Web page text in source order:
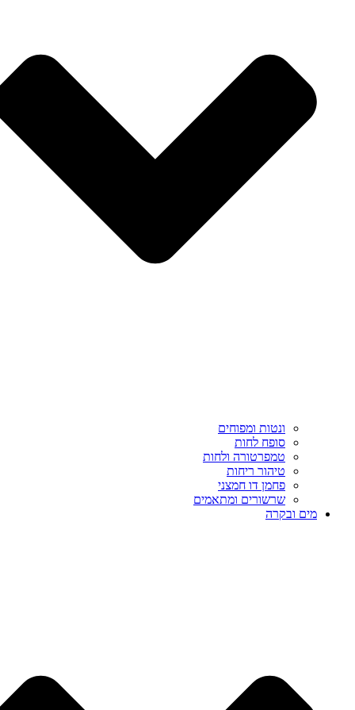
ונטות ומפוחים
סופח לחות
טמפרטורה ולחות
טיהור ריחות
פחמן דו חמצני
שרשורים ומתאמים
מים ובקרה